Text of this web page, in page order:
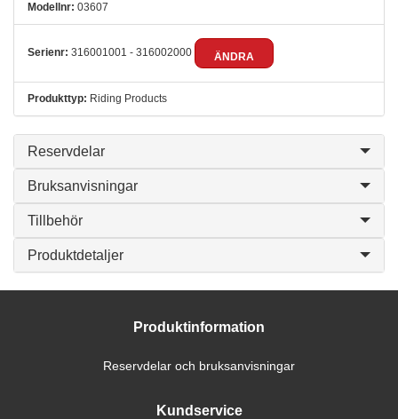
Modellnr: 03607
Serienr: 316001001 - 316002000 ÄNDRA
Produkttyp: Riding Products
Reservdelar
Bruksanvisningar
Tillbehör
Produktdetaljer
Produktinformation
Reservdelar och bruksanvisningar
Kundservice